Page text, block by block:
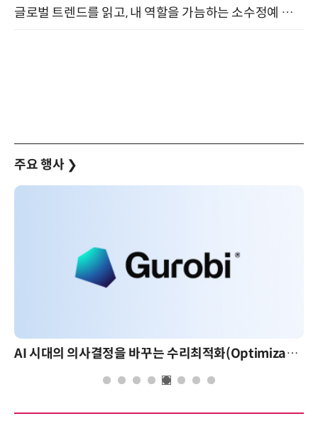
글로벌 트렌드를 읽고, 내 역할을 가늠하는 소수정예 실습 워크숍 (8/28)
주요 행사 ❯
AI 시대의 의사결정을 바꾸는 수리최적화(Optimization): 실제 산업 적용 사례와 활용 전략